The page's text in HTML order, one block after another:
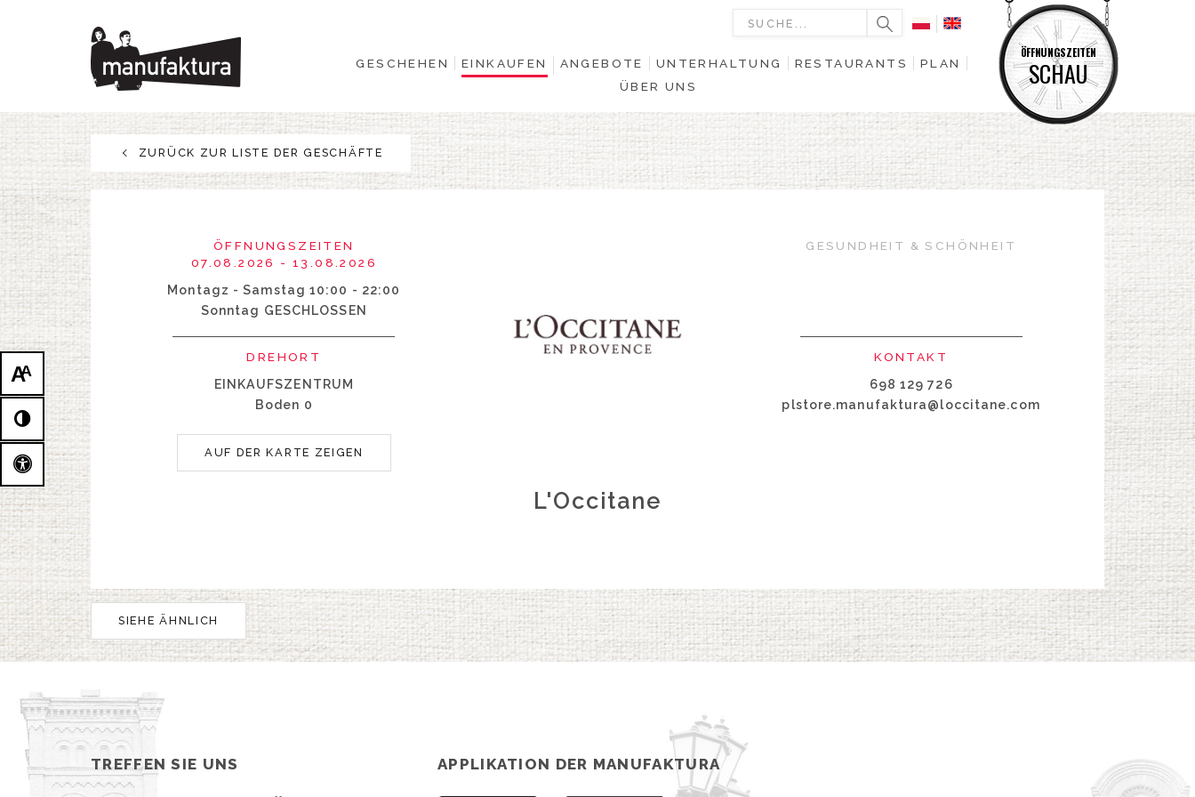
AA
ÖFFNUNGSZEITEN
SCHAU
GESCHEHEN EINKAUFEN ANGEBOTE UNTERHALTUNG RESTAURANTS
PLAN
ÜBER UNS
GESCHEHEN
EINKAUFEN
ANGEBOTE
UNTERHALTUNG
RESTAURANTS
PLAN
ÜBER UNS
ZURÜCK ZUR LISTE DER GESCHÄFTE
ÖFFNUNGSZEITEN
07.08.2026 - 13.08.2026
Montagz - Samstag 10:00 - 22:00
Sonntag GESCHLOSSEN
DREHORT
EINKAUFSZENTRUM
Boden 0
AUF DER KARTE ZEIGEN
GESUNDHEIT & SCHÖNHEIT
KONTAKT
698 129 726
plstore.manufaktura@loccitane.com
L'Occitane
SIEHE ÄHNLICH
TREFFEN SIE UNS APPLIKATION DER MANUFAKTURA